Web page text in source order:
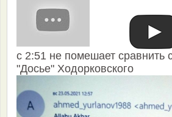
с 2:51 не помешает сравнить
"Досье" Ходорковского